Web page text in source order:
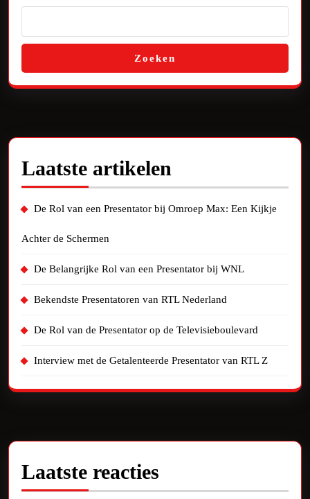
Zoeken
Laatste artikelen
De Rol van een Presentator bij Omroep Max: Een Kijkje
Achter de Schermen
De Belangrijke Rol van een Presentator bij WNL
Bekendste Presentatoren van RTL Nederland
De Rol van de Presentator op de Televisieboulevard
Interview met de Getalenteerde Presentator van RTL Z
Laatste reacties